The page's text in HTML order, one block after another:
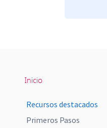
Inicio
Recursos destacados
Primeros Pasos